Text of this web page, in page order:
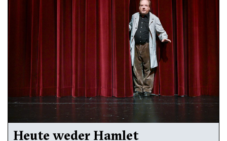
Heute weder Hamlet